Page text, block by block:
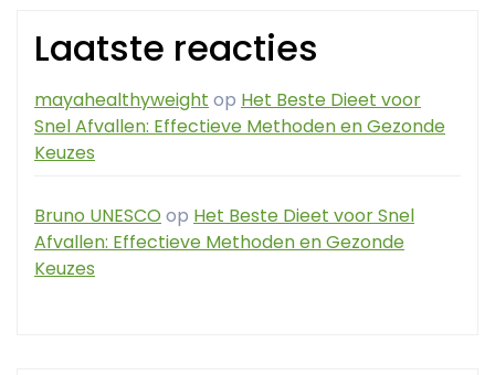
Laatste reacties
mayahealthyweight op Het Beste Dieet voor
Snel Afvallen: Effectieve Methoden en Gezonde
Keuzes
Bruno UNESCO op Het Beste Dieet voor Snel
Afvallen: Effectieve Methoden en Gezonde
Keuzes